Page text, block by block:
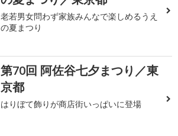
老若男女問わず家族みんなで楽しめるうえ
の夏まつり
第70回 阿佐谷七夕まつり／東
京都
はりぼて飾りが商店街いっぱいに登場